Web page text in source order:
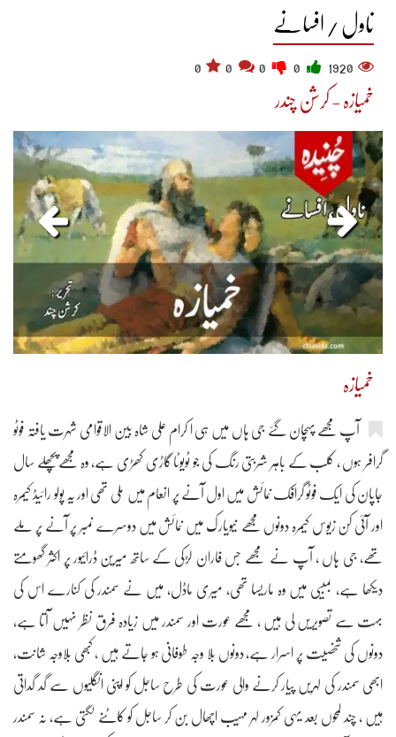
ناول / افسانے
1920
0
خمیازہ - کرشن چندر
خمیازہ
آپ مجھے پہچان گئے جی ہاں میں ہی ا کرام علی شاہ بین الاقوامی شہرت یافتہ فوٹو
گرافر ہوں ، کلب کے باہر شربتی رنگ کی جو ٹویوٹا گاڑی کھڑی ہے، وہ مجھے پچھلے سال
جاپان کی ایک فوٹو گرافک نمائش میں اول آنے پر انعام میں ملی تھی اور یہ پولو رائیڈ کیمرہ
اور آئی کن زیوس کیمرہ دونوں مجھے نیویارک میں نمائش میں دوسرے نمبر پر آنے پر ملے
تھے، جی ہاں ، آپ نے مجھے جس فاران لڑکی کے ساتھ میرین ڈرائیور پر اکثر گھومتے
دیکھا ہے، بمبیی میں وہ ماریسا تھی، میری ماڈل، میں نے سمندر کی کنارے اس کی
بہت سے تصویریں لی ہیں ، مجھے عورت اور سمندر میں زیادہ فرق نظر نہیں آتا ہے،
دونوں کی شخصیت پر اسرار ہے، دونوں بلا وجہ طوفانی ہو جاتے ہیں ، کبھی بلاوجہ شانت،
ابھی سمندر کی لہریں پیار کرنے والی عورت کی طرح ساجل کو اپنی انگلیوں سے گد گداتی
ہیں ، چند لمحوں بعد یہی کمزور لہر مہیب اچھال بن کر ساجل کو کاٹنے لگتی ہے، نہ سمندر